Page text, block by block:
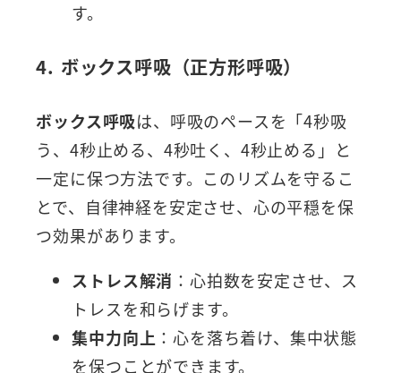
す。
4. ボックス呼吸（正方形呼吸）
ボックス呼吸は、呼吸のペースを「4秒吸
う、4秒止める、4秒吐く、4秒止める」と
一定に保つ方法です。このリズムを守るこ
とで、自律神経を安定させ、心の平穏を保
つ効果があります。
ストレス解消 ：心拍数を安定させ、ス
トレスを和らげます。
集中力向上 ：心を落ち着け、集中状態
を保つことができます。